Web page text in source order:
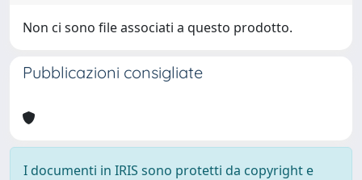
Non ci sono file associati a questo prodotto.
Pubblicazioni consigliate
I documenti in IRIS sono protetti da copyright e